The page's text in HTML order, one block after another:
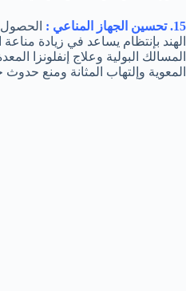
15. تحسين الجهاز المناعي :
الهند بإنتظام يساعد في زيادة
المسالك البولية وعلاج إنفلونزا
المعوية وإلتهاب المثانة ومنع